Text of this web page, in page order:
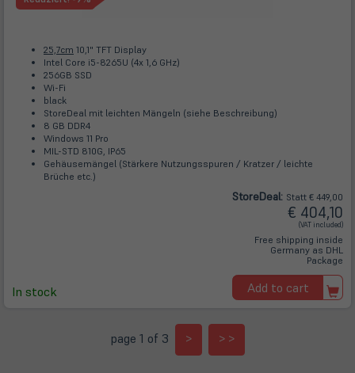
25,7cm 10,1" TFT Display
Intel Core i5-8265U (4x 1,6 GHz)
256GB SSD
Wi-Fi
black
StoreDeal mit leichten Mängeln (siehe Beschreibung)
8 GB DDR4
Windows 11 Pro
MIL-STD 810G, IP65
Gehäusemängel (Stärkere Nutzungsspuren / Kratzer / leichte
Brüche etc.)
In stock
StoreDeal: Statt € 449,00
€ 404,10
(VAT included)
Free shipping inside
Germany as DHL
Package
Add to cart
page 1 of 3 > > >